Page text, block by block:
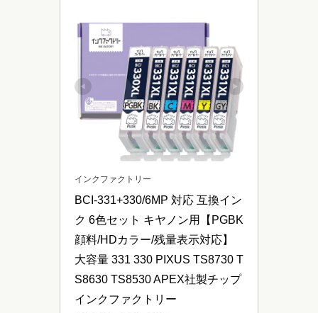
インクファクトリー
BCI-331+330/6MP 対応 互換イン
ク 6色セット キヤノン用【PGBK
顔料/HDカラー/残量表示対応】
大容量 331 330 PIXUS TS8730 T
S8630 TS8530 APEX社製チップ
インクファクトリー